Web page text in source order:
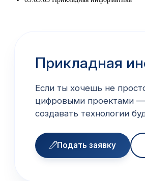
Прикладная
Если ты хочешь не
цифровыми проектами —
создавать технологии
Подать заявку